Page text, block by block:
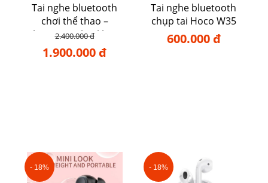
Tai nghe bluetooth
chơi thể thao –
Plantronics backbeat
105
2.400.000 đ
1.900.000 đ
Tai nghe bluetooth
chụp tai Hoco W35
Max
600.000 đ
- 18% - 18%